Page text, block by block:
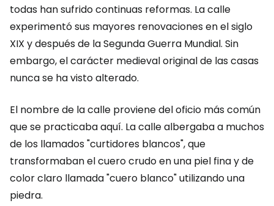
todas han sufrido continuas reformas. La calle
experimentó sus mayores renovaciones en el siglo
XIX y después de la Segunda Guerra Mundial. Sin
embargo, el carácter medieval original de las casas
nunca se ha visto alterado.
El nombre de la calle proviene del oficio más común
que se practicaba aquí. La calle albergaba a muchos
de los llamados "curtidores blancos", que
transformaban el cuero crudo en una piel fina y de
color claro llamada "cuero blanco" utilizando una
piedra.